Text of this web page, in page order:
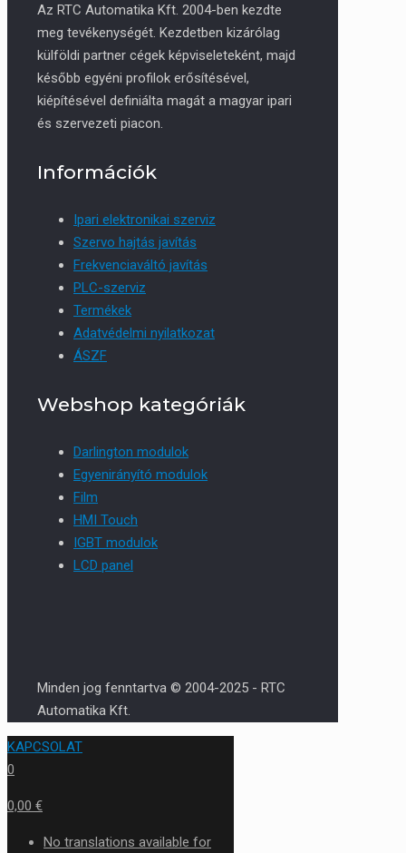
Az RTC Automatika Kft. 2004-ben kezdte
meg tevékenységét. Kezdetben kizárólag
külföldi partner cégek képviseleteként, majd
később egyéni profilok erősítésével,
kiépítésével definiálta magát a magyar ipari
és szervezeti piacon.
Információk
Ipari elektronikai szerviz
Szervo hajtás javítás
Frekvenciaváltó javítás
PLC-szerviz
Termékek
Adatvédelmi nyilatkozat
ÁSZF
Webshop kategóriák
Darlington modulok
Egyenirányító modulok
Film
HMI Touch
IGBT modulok
LCD panel
Minden jog fenntartva © 2004-2025 - RTC
Automatika Kft.
KAPCSOLAT
0
0,00 €
No translations available for